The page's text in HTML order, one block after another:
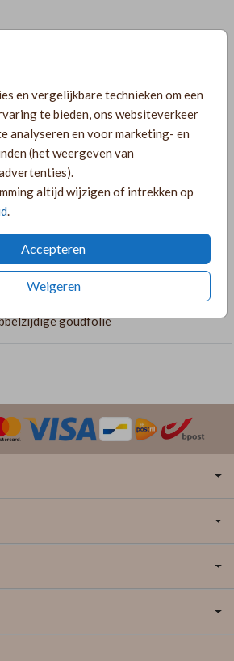
en vergelijkbare technieken om een
te bieden, ons websiteverkeer
analyseren en voor marketing- en
(het weergeven van
altijd wijzigen of intrekken op
.
Accepteren
Weigeren
een groene achtergrond,
takjes! Er is een bijpassende
en menukaart beschikbaar om een
te maken.
goudfolie